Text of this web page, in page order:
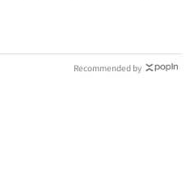
Recommended by